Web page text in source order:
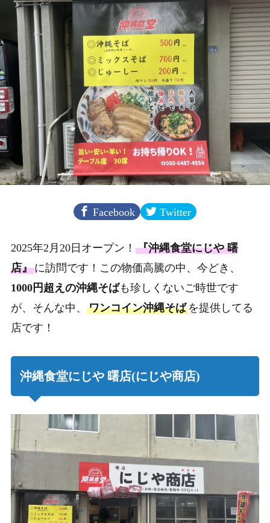
Facebook Twitter
2025年2月20日オープン！ 『沖縄食堂にじや 曙
店』に訪問です！この物価高騰の中、今どき、
1000円超えの沖縄そばも珍しくないご時世です
が、そんな中、
ワンコイン沖縄そばを提供してる
店です！
沖縄食堂にじや 曙店(にじや商店)